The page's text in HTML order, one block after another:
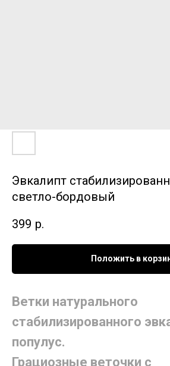
Эвкалипт
светло-бордовый
399 р.
Положить в
Ветки натурального
стабилизированного
популус.
Грациозные веточки с